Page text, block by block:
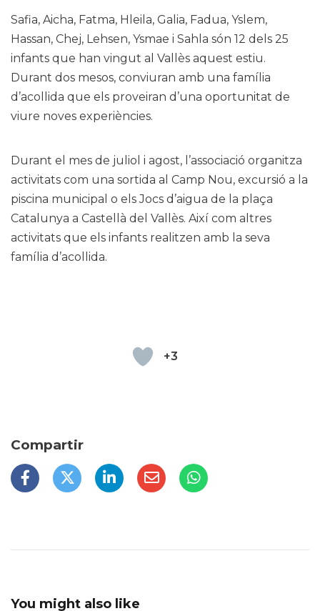
Safia, Aicha, Fatma, Hleila, Galia, Fadua, Yslem,
Hassan, Chej, Lehsen, Ysmae i Sahla són 12 dels 25
infants que han vingut al Vallès aquest estiu.
Durant dos mesos, conviuran amb una família
d’acollida que els proveiran d’una oportunitat de
viure noves experiències.
Durant el mes de juliol i agost, l’associació organitza
activitats com una sortida al Camp Nou, excursió a la
piscina municipal o els Jocs d’aigua de la plaça
Catalunya a Castellà del Vallès. Així com altres
activitats que els infants realitzen amb la seva
família d’acollida.
+3
You might also like